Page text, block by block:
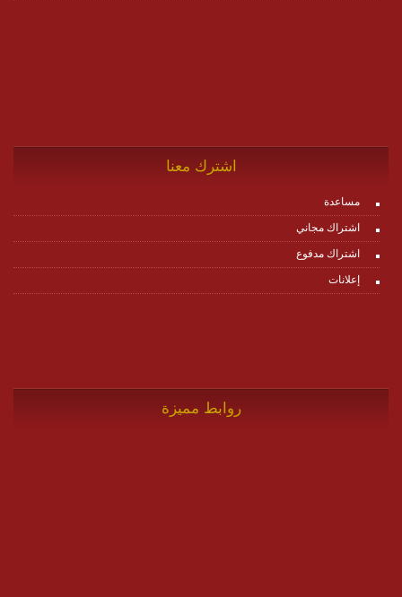
اشترك معنا
مساعدة
اشتراك مجاني
اشتراك مدفوع
إعلانات
روابط مميزة